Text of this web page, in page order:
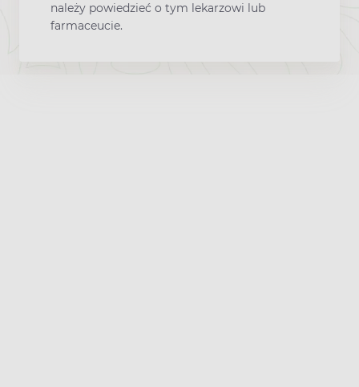
należy powiedzieć o tym lekarzowi lub
farmaceucie.